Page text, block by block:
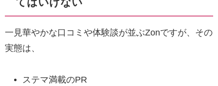
一見華やかな口コミや体験談が並ぶZonですが、その
実態は、
ステマ満載のPR